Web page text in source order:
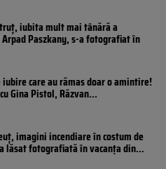
iubita mult mai tânără a
Paszkany, s-a fotografiat în
care au rămas doar o amintire!
Gina Pistol, Răzvan...
imagini incendiare în costum de
lăsat fotografiată în vacanța din...